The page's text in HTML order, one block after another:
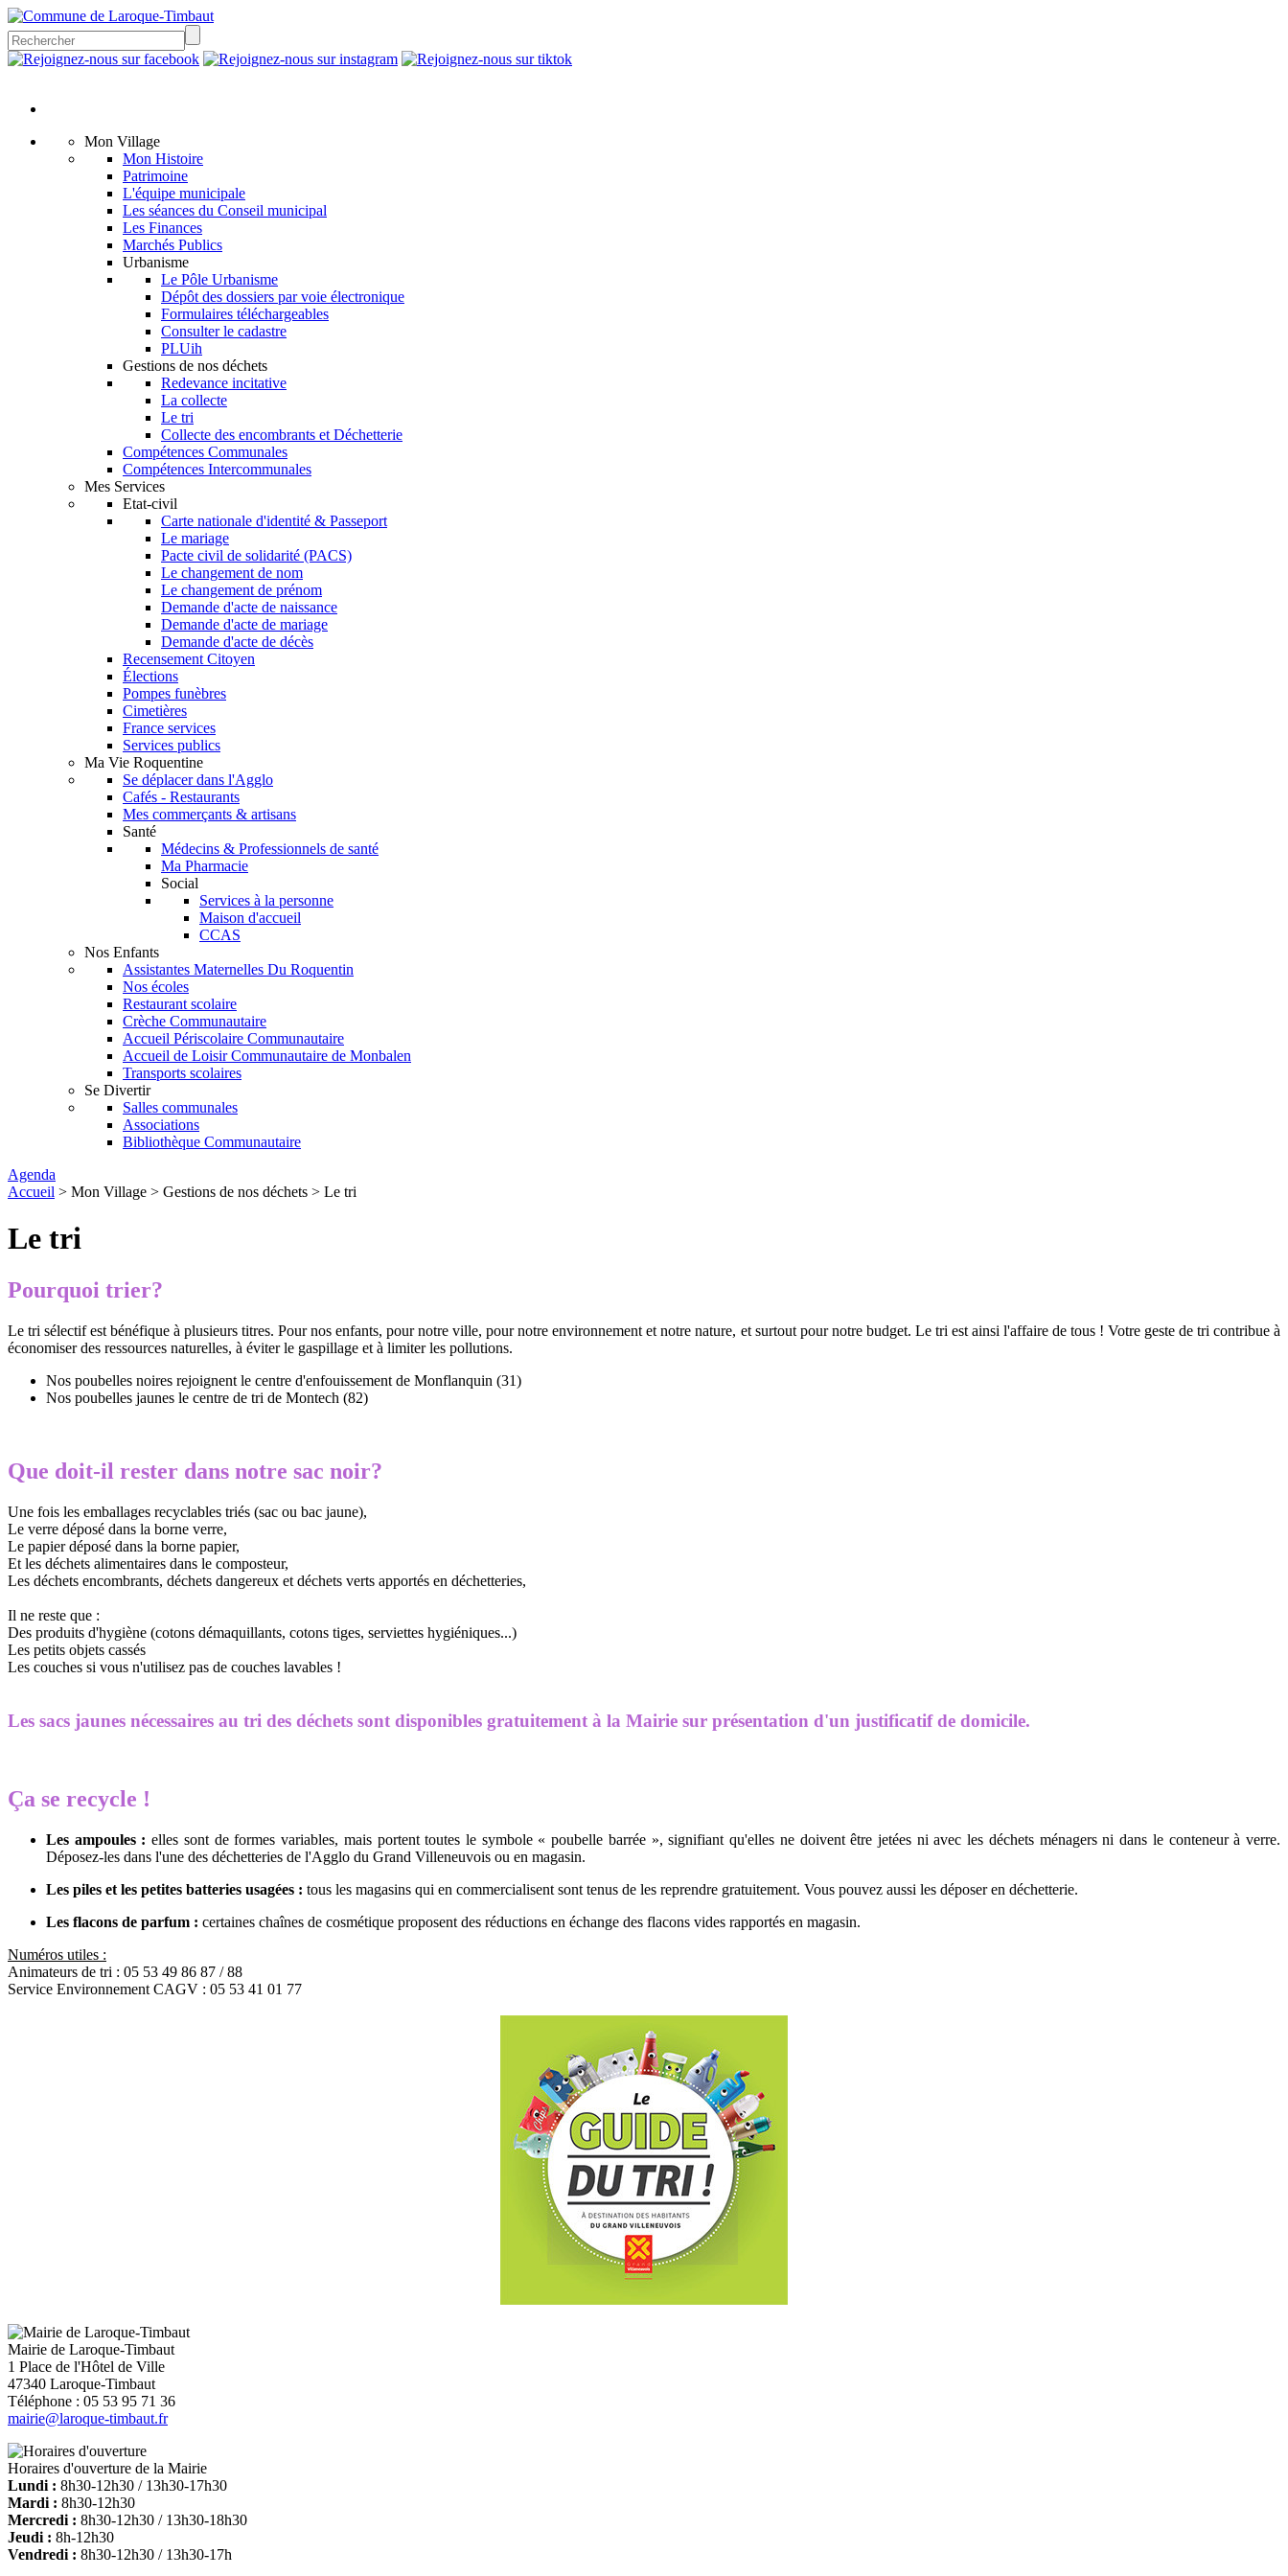
Mon Village
Mon Histoire
Patrimoine
L'équipe municipale
Les séances du Conseil municipal
Les Finances
Marchés Publics
Urbanisme
Le Pôle Urbanisme
Dépôt des dossiers par voie électronique
Formulaires téléchargeables
Consulter le cadastre
PLUih
Gestions de nos déchets
Redevance incitative
La collecte
Le tri
Collecte des encombrants et Déchetterie
Compétences Communales
Compétences Intercommunales
Mes Services
Etat-civil
Carte nationale d'identité & Passeport
Le mariage
Pacte civil de solidarité (PACS)
Le changement de nom
Le changement de prénom
Demande d'acte de naissance
Demande d'acte de mariage
Demande d'acte de décès
Recensement Citoyen
Élections
Pompes funèbres
Cimetières
France services
Services publics
Ma Vie Roquentine
Se déplacer dans l'Agglo
Cafés - Restaurants
Mes commerçants & artisans
Santé
Médecins & Professionnels de santé
Ma Pharmacie
Social
Services à la personne
Maison d'accueil
CCAS
Nos Enfants
Assistantes Maternelles Du Roquentin
Nos écoles
Restaurant scolaire
Crèche Communautaire
Accueil Périscolaire Communautaire
Accueil de Loisir Communautaire de Monbalen
Transports scolaires
Se Divertir
Salles communales
Associations
Bibliothèque Communautaire
Agenda
Accueil > Mon Village > Gestions de nos déchets > Le tri
Le tri
Pourquoi trier?
Le tri sélectif est bénéfique à plusieurs titres. Pour nos enfants, pour notre ville, pour notre environnement et notre nature, et surtout pour notre budget. Le tri est ainsi l'affaire de tous ! Votre geste de tri contribue à
économiser des ressources naturelles, à éviter le gaspillage et à limiter les pollutions.
Nos poubelles noires rejoignent le centre d'enfouissement de Monflanquin (31)
Nos poubelles jaunes le centre de tri de Montech (82)
Que doit-il rester dans notre sac noir?
Une fois les emballages recyclables triés (sac ou bac jaune),
Le verre déposé dans la borne verre,
Le papier déposé dans la borne papier,
Et les déchets alimentaires dans le composteur,
Les déchets encombrants, déchets dangereux et déchets verts apportés en déchetteries,
Il ne reste que :
Des produits d'hygiène (cotons démaquillants, cotons tiges, serviettes hygiéniques...)
Les petits objets cassés
Les couches si vous n'utilisez pas de couches lavables !
Les sacs jaunes nécessaires au tri des déchets sont disponibles gratuitement à la Mairie sur présentation d'un justificatif de domicile.
Ça se recycle !
Les ampoules :elles sont de formes variables, mais portent toutes le symbole « poubelle barrée », signifiant qu'elles ne doivent être jetées ni avec les déchets ménagers ni dans le conteneur à verre.
Déposez-les dans l'une des déchetteries de l'Agglo du Grand Villeneuvois ou en magasin.
Les piles et les petites batteries usagées : tous les magasins qui en commercialisent sont tenus de les reprendre gratuitement. Vous pouvez aussi les déposer en déchetterie.
Les flacons de parfum : certaines chaînes de cosmétique proposent des réductions en échange des flacons vides rapportés en magasin.
Numéros utiles :
Animateurs de tri : 05 53 49 86 87 / 88
Service Environnement CAGV : 05 53 41 01 77
Mairie de Laroque-Timbaut
1 Place de l'Hôtel de Ville
47340 Laroque-Timbaut
Téléphone : 05 53 95 71 36
mairie@laroque-timbaut.fr
Horaires d'ouverture de la Mairie
Lundi : 8h30-12h30 / 13h30-17h30
Mardi : 8h30-12h30
Mercredi : 8h30-12h30 / 13h30-18h30
Jeudi : 8h-12h30
Vendredi : 8h30-12h30 / 13h30-17h